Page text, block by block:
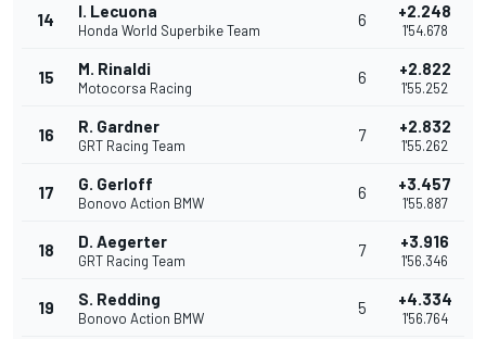
14 I. Lecuona
Honda World Superbike Team
6 +2.248
1'54.678
15 M. Rinaldi
Motocorsa Racing
6 +2.822
1'55.252
16 R. Gardner
GRT Racing Team
7 +2.832
1'55.262
17 G. Gerloff
Bonovo Action BMW
6 +3.457
1'55.887
18 D. Aegerter
GRT Racing Team
7 +3.916
1'56.346
19 S. Redding
Bonovo Action BMW
5 +4.334
1'56.764